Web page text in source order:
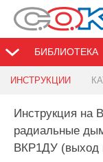
БИБЛИОТЕКА
ИНСТРУКЦИИ
Инструкция на
радиальные
ВКР1ДУ (выход